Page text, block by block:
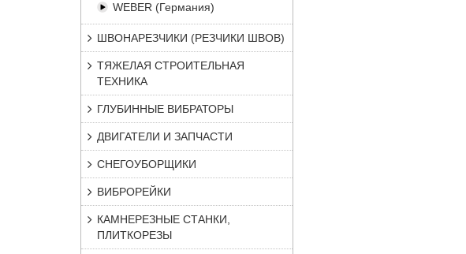
WEBER (Германия)
ШВОНАРЕЗЧИКИ (РЕЗЧИКИ ШВОВ)
ТЯЖЕЛАЯ СТРОИТЕЛЬНАЯ
ТЕХНИКА
ГЛУБИННЫЕ ВИБРАТОРЫ
ДВИГАТЕЛИ И ЗАПЧАСТИ
СНЕГОУБОРЩИКИ
ВИБРОРЕЙКИ
КАМНЕРЕЗНЫЕ СТАНКИ,
ПЛИТКОРЕЗЫ